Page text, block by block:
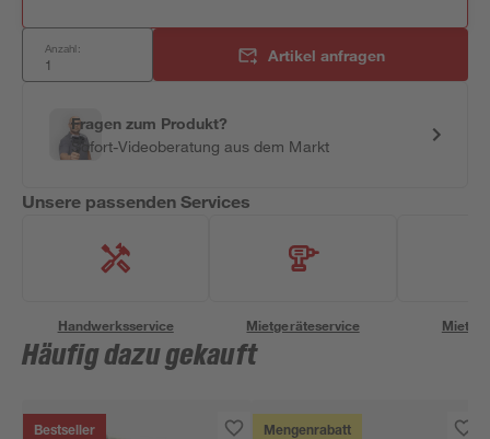
Anzahl: Artikel anfragen
Fragen zum Produkt?
Sofort-Videoberatung aus dem Markt
Unsere passenden Services
Handwerksservice Mietgeräteservice
Häufig dazu gekauft
Bestseller Mengenrabatt